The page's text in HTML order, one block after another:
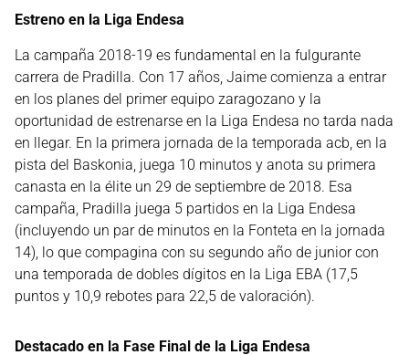
Estreno en la Liga Endesa
La campaña 2018-19 es fundamental en la fulgurante
carrera de Pradilla. Con 17 años, Jaime comienza a entrar
en los planes del primer equipo zaragozano y la
oportunidad de estrenarse en la Liga Endesa no tarda nada
en llegar. En la primera jornada de la temporada acb, en la
pista del Baskonia, juega 10 minutos y anota su primera
canasta en la élite un 29 de septiembre de 2018. Esa
campaña, Pradilla juega 5 partidos en la Liga Endesa
(incluyendo un par de minutos en la Fonteta en la jornada
14), lo que compagina con su segundo año de junior con
una temporada de dobles dígitos en la Liga EBA (17,5
puntos y 10,9 rebotes para 22,5 de valoración).
Destacado en la Fase Final de la Liga Endesa